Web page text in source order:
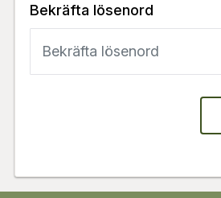
Bekräfta lösenord